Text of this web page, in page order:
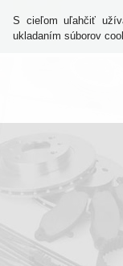
S cieľom uľahčiť
ukladaním súborov